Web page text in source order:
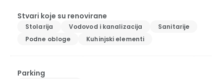
Stvari koje su renovirane
Stolarija Vodovod i kanalizacija
Sanitarije
Podne obloge
Kuhinjski elementi
Parking